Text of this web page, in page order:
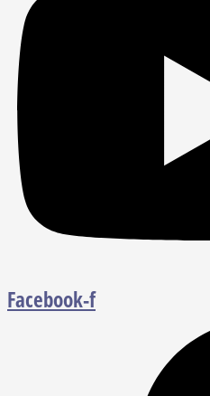
Facebook-f